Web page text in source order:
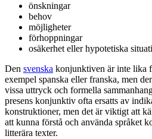
önskningar
behov
möjligheter
förhoppningar
osäkerhet eller hypotetiska
Den svenska konjunktiven är inte lika
exempel spanska eller franska, men
vissa uttryck och formella
presens konjunktiv ofta ersatts av
konstruktioner, men det är viktigt att
att kunna förstå och använda språket
litterära texter.